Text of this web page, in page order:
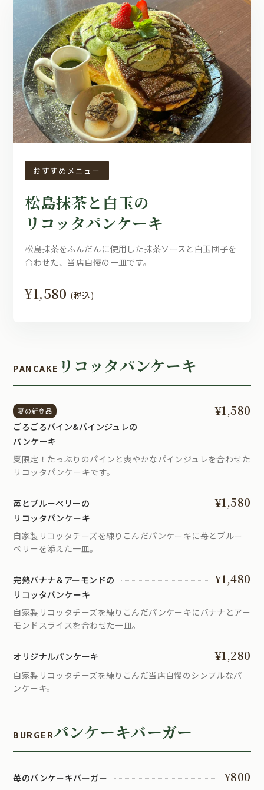
おすすめメニュー
松島抹茶と白玉の
リコッタパンケーキ
松島抹茶をふんだんに使用した抹茶ソースと白玉団子を
合わせた、当店自慢の一皿です。
¥1,580(税込)
PANCAKE リコッタパンケーキ
夏の新商品
ごろごろパイン&パインジュレの
パンケーキ
¥1,580
夏限定！たっぷりのパインと爽やかなパインジュレを合わせた
リコッタパンケーキです。
苺とブルーベリーの
リコッタパンケーキ
¥1,580
自家製リコッタチーズを練りこんだパンケーキに苺とブルー
ベリーを添えた一皿。
完熟バナナ＆アーモンドの
リコッタパンケーキ
¥1,480
自家製リコッタチーズを練りこんだパンケーキにバナナとアー
モンドスライスを合わせた一皿。
オリジナルパンケーキ ¥1,280
自家製リコッタチーズを練りこんだ当店自慢のシンプルなパ
ンケーキ。
BURGERパンケーキバーガー
苺のパンケーキバーガー ¥800